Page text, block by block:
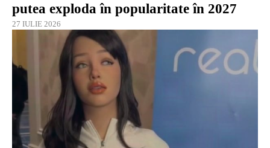
putea exploda în popularitate în 2027
27 IULIE 2026